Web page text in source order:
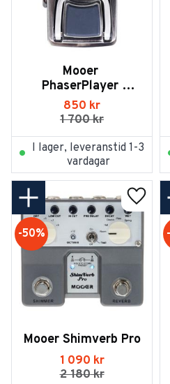
Mooer
PhaserPlayer
Digital Phaser Wah
Pedal
850 kr
1 700kr
I lager, leveranstid 1-3
vardagar
Mooer Shimverb Pro
1 090 kr
2 180kr
50%
Lägg